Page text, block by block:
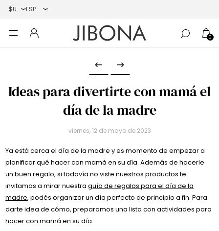
0
Ideas para divertirte con mamá el
día de la madre
viernes, 12 de mayo de 2023
Ya está cerca el día de la madre y es momento de empezar a
planificar qué hacer con mamá en su día. Además de hacerle
un buen regalo, si todavía no viste nuestros productos te
invitamos a mirar nuestraguía de regalos para el día de la
madre, podés organizar un día perfecto de principio a fin. Para
darte idea de cómo, preparamos una lista con actividades para
hacer con mamá en su día.